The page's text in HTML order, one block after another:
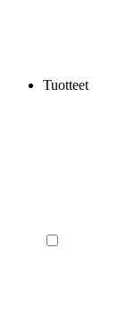
Tuotteet